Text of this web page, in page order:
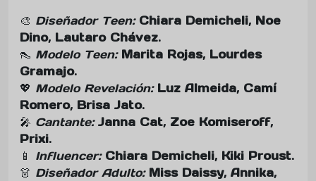
🎨 Diseñador Teen: Chiara Demicheli, Noe
Dino, Lautaro Chávez.
👠 Modelo Teen: Marita Rojas, Lourdes
Gramajo.
💖 Modelo Revelación: Luz Almeida, Camí
Romero, Brisa Jato.
🎤 Cantante: Janna Cat, Zoe Komiseroff,
Prixi.
📱 Influencer: Chiara Demicheli, Kiki Proust.
👗 Diseñador Adulto: Miss Daissy, Annika,